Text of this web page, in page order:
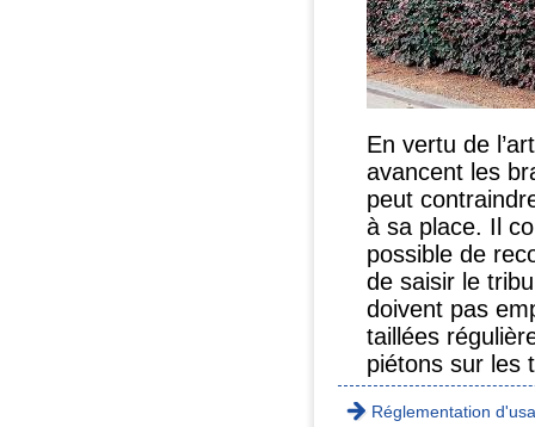
En vertu de
avancent les
peut
à sa place. Il
possible de
de saisir le
doivent pas
taillées
piétons sur les
Réglementation